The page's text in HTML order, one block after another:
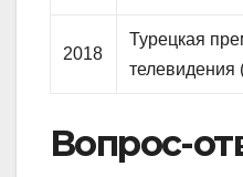
2018
Турецкая
телевидения
Вопрос-